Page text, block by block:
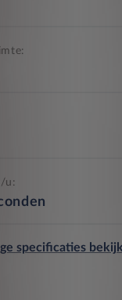
u:
specificaties